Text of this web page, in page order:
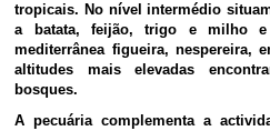
tropicais. No nível intermédio
a batata, feijão, trigo e milho
mediterrânea figueira, nespereira,
altitudes mais elevadas
bosques.
A pecuária complementa a